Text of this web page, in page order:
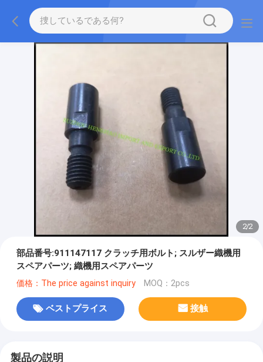
2/2
部品番号:911147117 クラッチ用ボルト; スルザー織機用
スペアパーツ; 織機用スペアパーツ
価格：The price against inquiry MOQ：2pcs
ベストプライス 接触
製品の説明